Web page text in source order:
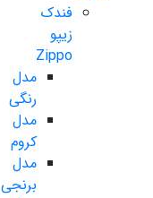
فندک
زیپو
Zippo
مدل
رنگی
مدل
کروم
مدل
برنجی